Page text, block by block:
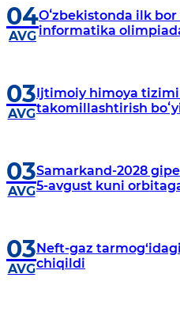
04
AVG
Oʻzbekistonda ilk
informatika
03
AVG
Ijtimoiy himoya
takomillashtirish
03
AVG
Samarkand-2028
5-avgust kuni
03
AVG
Neft-gaz
chiqildi